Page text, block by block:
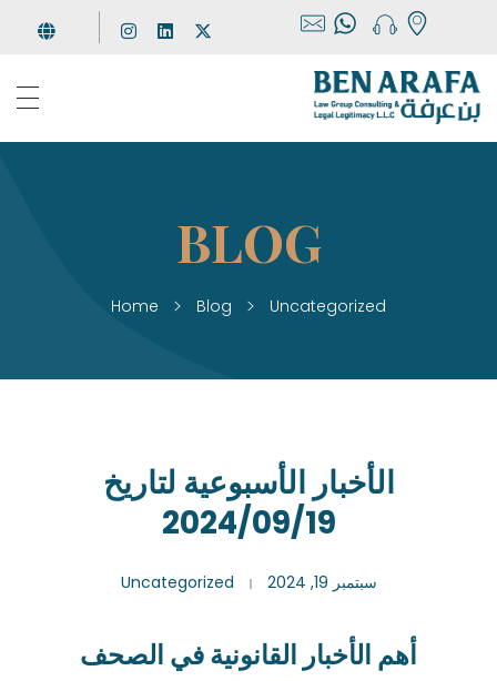
مجموعة بن عرفة
Home Blog Uncategorized
الأخبار الأسبوعية لتاريخ
2024/09/19
سبتمبر 19, 2024 Uncategorized
أهم الأخبار القانونية في الصحف